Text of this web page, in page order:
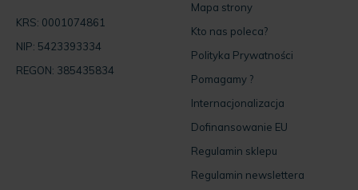
KRS: 0001074861
NIP: 5423393334
REGON: 385435834
Mapa strony
Kto nas poleca?
Polityka Prywatności
Pomagamy ?
Internacjonalizacja
Dofinansowanie EU
Regulamin sklepu
Regulamin newslettera